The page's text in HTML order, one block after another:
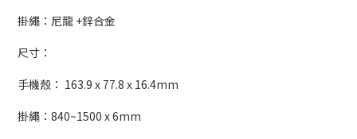
掛繩：尼龍 +鋅合金
尺寸：
手機殼： 163.9 x 77.8 x 16.4mm
掛繩：840~1500 x 6mm